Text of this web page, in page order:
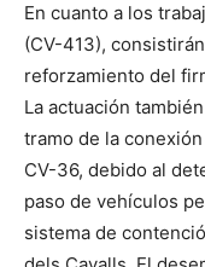
En cuanto a los
(CV-413),
reforzamiento del
La actuación
tramo de la
CV-36, debido al
paso de vehículos
sistema de